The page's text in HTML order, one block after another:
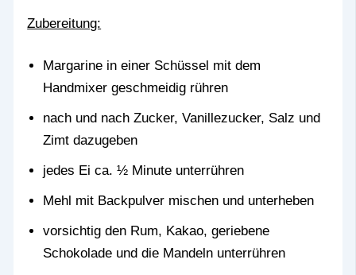
Zubereitung:
Margarine in einer Schüssel mit dem
Handmixer geschmeidig rühren
nach und nach Zucker, Vanillezucker, Salz und
Zimt dazugeben
jedes Ei ca. ½ Minute unterrühren
Mehl mit Backpulver mischen und unterheben
vorsichtig den Rum, Kakao, geriebene
Schokolade und die Mandeln unterrühren